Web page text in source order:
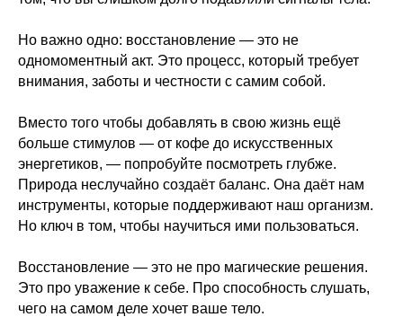
Но важно одно: восстановление — это не
одномоментный акт. Это процесс, который требует
внимания, заботы и честности с самим собой.
Вместо того чтобы добавлять в свою жизнь ещё
больше стимулов — от кофе до искусственных
энергетиков, — попробуйте посмотреть глубже.
Природа неслучайно создаёт баланс. Она даёт нам
инструменты, которые поддерживают наш организм.
Но ключ в том, чтобы научиться ими пользоваться.
Восстановление — это не про магические решения.
Это про уважение к себе. Про способность слушать,
чего на самом деле хочет ваше тело.